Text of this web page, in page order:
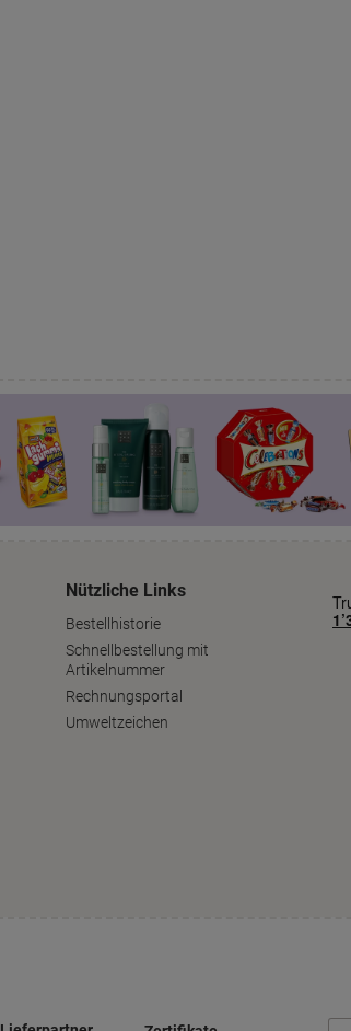
Nützliche Links
Bestellhistorie
Schnellbestellung mit
Artikelnummer
Rechnungsportal
Umweltzeichen